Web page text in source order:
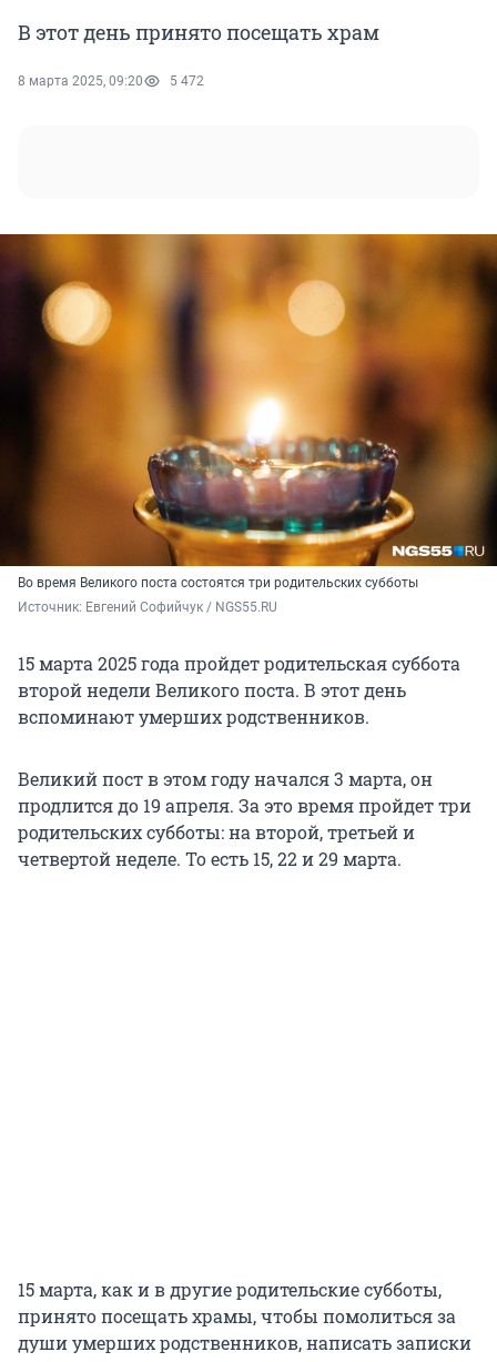
В этот день принято посещать храм
8 марта 2025, 09:20 5 472
Во время Великого поста состоятся три родительских субботы
Источник: Евгений Софийчук / NGS55.RU
15 марта 2025 года пройдет родительская суббота
второй недели Великого поста. В этот день
вспоминают умерших родственников.
Великий пост в этом году начался 3 марта, он
продлится до 19 апреля. За это время пройдет три
родительских субботы: на второй, третьей и
четвертой неделе. То есть 15, 22 и 29 марта.
15 марта, как и в другие родительские субботы,
принято посещать храмы, чтобы помолиться за
души умерших родственников, написать записки